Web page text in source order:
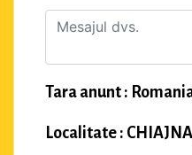
Tara anunt :
Localitate :